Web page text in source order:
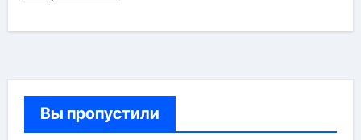
Вы пропустили